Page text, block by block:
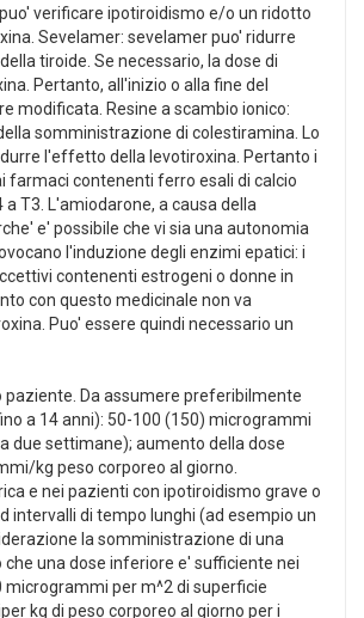
verificare ipotiroidismo e/o un ridotto
Sevelamer: sevelamer puo' ridurre
tiroide. Se necessario, la dose di
Pertanto, all'inizio o alla fine del
modificata. Resine a scambio ionico:
somministrazione di colestiramina. Lo
l'effetto della levotiroxina. Pertanto i
farmaci contenenti ferro esali di calcio
T3. L'amiodarone, a causa della
e' possibile che vi sia una autonomia
l'induzione degli enzimi epatici: i
contenenti estrogeni o donne in
con questo medicinale non va
Puo' essere quindi necessario un
paziente. Da assumere preferibilmente
a 14 anni): 50-100 (150) microgrammi
due settimane); aumento della dose
kg peso corporeo al giorno.
e nei pazienti con ipotiroidismo grave o
intervalli di tempo lunghi (ad esempio un
la somministrazione di una
una dose inferiore e' sufficiente nei
per m^2 di superficie
kg di peso corporeo al giorno per i